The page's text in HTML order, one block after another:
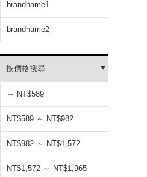
brandname1
brandname2
按價格搜尋
～ NT$589
NT$589 ～ NT$982
NT$982 ～ NT$1,572
NT$1,572 ～ NT$1,965